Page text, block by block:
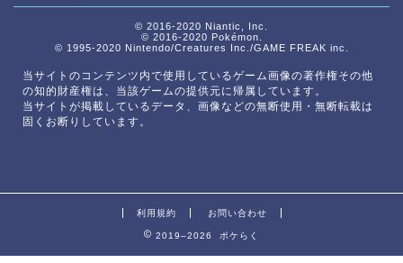
© 2016-2020 Niantic, Inc.
© 2016-2020 Pokémon.
© 1995-2020 Nintendo/Creatures Inc./GAME FREAK inc.
当サイトのコンテンツ内で使用しているゲーム画像の著作権その他
の知的財産権は、当該ゲームの提供元に帰属しています。
当サイトが掲載しているデータ、画像などの無断使用・無断転載は
固くお断りしています。
利用規約 お問い合わせ
2019–2026 ポケらく